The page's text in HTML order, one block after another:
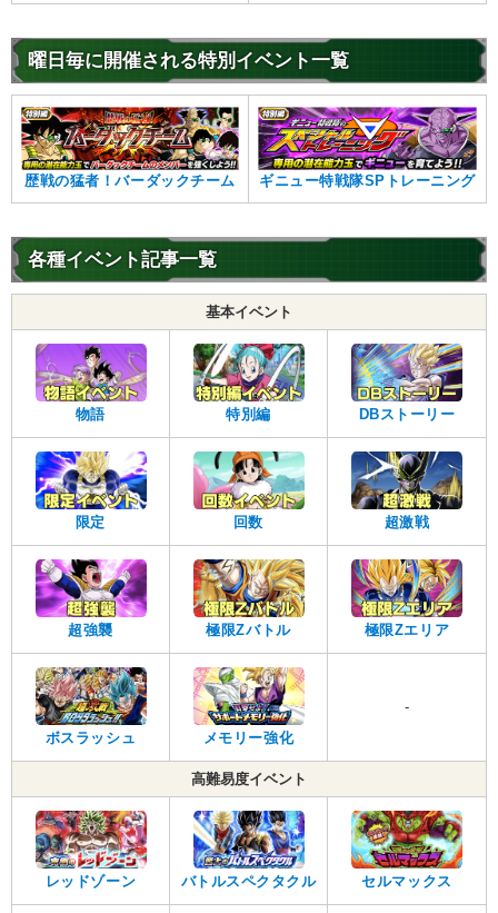
曜日毎に開催される特別イベント一覧
歴戦の猛者！バーダックチーム ギニュー特戦隊SPトレーニング
各種イベント記事一覧
基本イベント
物語 特別編 DBストーリー
限定 回数 超激戦
超強襲 極限Zバトル 極限Zエリア
ボスラッシュ メモリー強化
-
高難易度イベント
レッドゾーン バトルスペクタクル セルマックス